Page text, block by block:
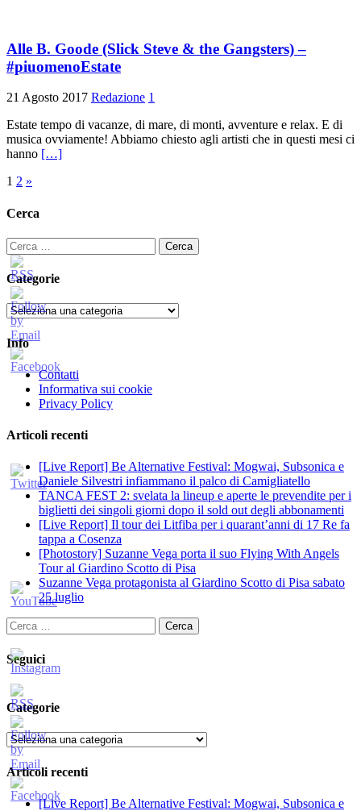
Alle B. Goode (Slick Steve & the Gangsters) –
#piuomenoEstate
21 Agosto 2017 Redazione 1
Estate tempo di vacanze, di mare, di monti, avventure e relax. E di
musica ovviamente! Abbiamo chiesto agli artisti che in questi mesi ci
hanno […]
Paginazione
degli
1 2 »
Cerca
Ricerca
per:
Categorie
Categorie
Info
Contatti
Informativa sui cookie
Privacy Policy
Articoli recenti
[Live Report] Be Alternative Festival: Mogwai, Subsonica e
Daniele Silvestri infiammano il palco di Camigliatello
TANCA FEST 2: svelata la lineup e aperte le prevendite per i
biglietti dei singoli giorni dopo il sold out degli abbonamenti
[Live Report] Il tour dei Litfiba per i quarant’anni di 17 Re fa
tappa a Cosenza
[Photostory] Suzanne Vega porta il suo Flying With Angels
Tour al Giardino Scotto di Pisa
Suzanne Vega protagonista al Giardino Scotto di Pisa sabato
25 luglio
Ricerca
per:
Seguici
Categorie
Categorie
Articoli recenti
[Live Report] Be Alternative Festival: Mogwai, Subsonica e